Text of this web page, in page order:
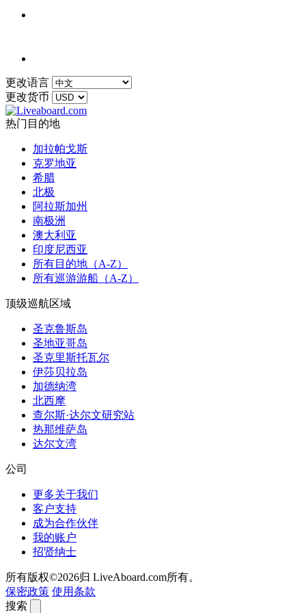
更改语言
更改货币
热门目的地
加拉帕戈斯
克罗地亚
希腊
北极
阿拉斯加州
南极洲
澳大利亚
印度尼西亚
所有目的地（A-Z）
所有巡游游船（A-Z）
顶级巡航区域
圣克鲁斯岛
圣地亚哥岛
圣克里斯托瓦尔
伊莎贝拉岛
加德纳湾
北西摩
查尔斯·达尔文研究站
热那维萨岛
达尔文湾
公司
更多关于我们
客户支持
成为合作伙伴
我的账户
招贤纳士
所有版权©2026归 LiveAboard.com所有。
保密政策 使用条款
搜索